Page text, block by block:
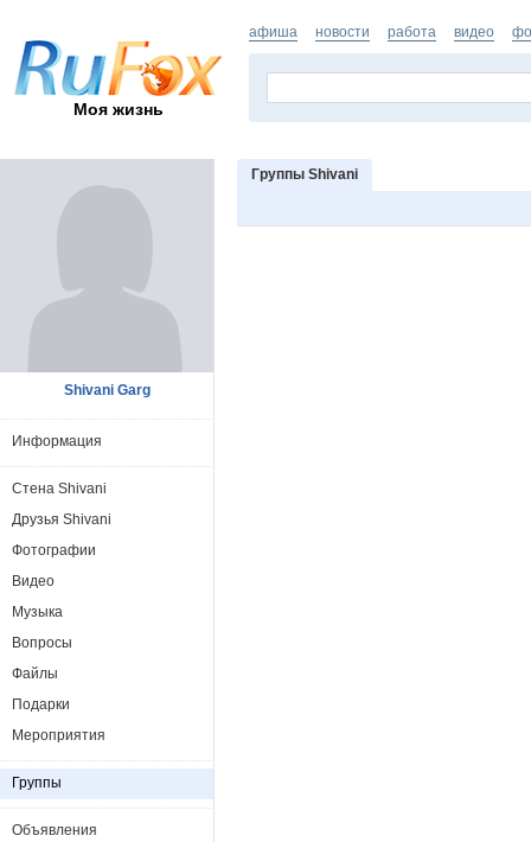
Моя жизнь
афиша новости работа видео
Группы Shivani
Shivani Garg
Информация
Стена Shivani
Друзья Shivani
Фотографии
Видео
Музыка
Вопросы
Файлы
Подарки
Мероприятия
Группы
Объявления